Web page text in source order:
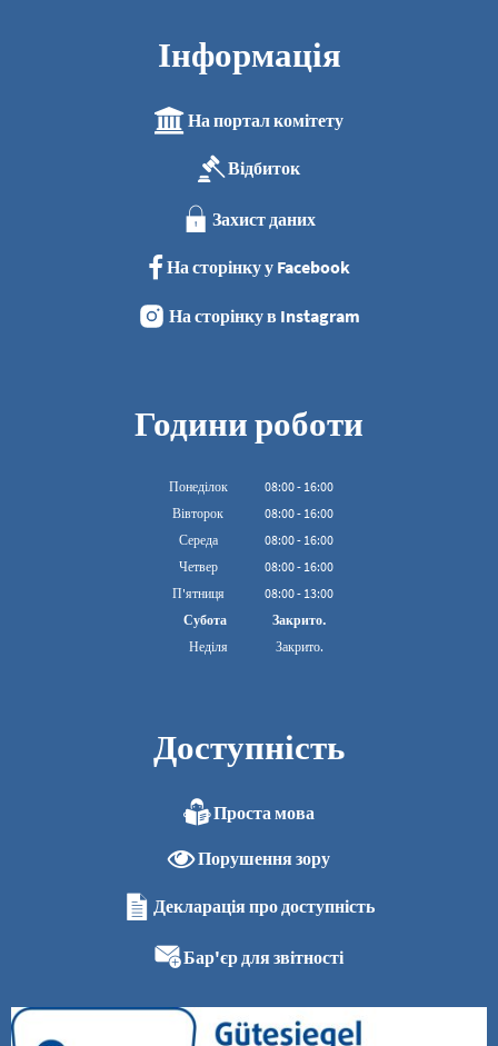
Інформація
На портал комітету
Відбиток
Захист даних
На сторінку у Facebook
На сторінку в Instagram
Години роботи
Понеділок 08:00- 16:00
З 08:00 до 16:00
Вівторок 08:00- 16:00
З 08:00 до 16:00
Середа 08:00- 16:00
З 08:00 до 16:00
Четвер 08:00- 16:00
З 08:00 до 16:00
П'ятниця 08:00- 13:00
Субота
Закрито.
Неділя
Закрито.
Доступність
Проста мова
Порушення зору
Декларація про доступність
Бар'єр для звітності